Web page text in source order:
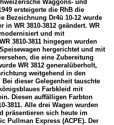
Waggons- und
ersteigerte die RhB die
Bezeichnung Dr4ü 10-12 wurde
in WR 3810-3812 geändert. WR
und mit
3810-3811 hingegen wurden
hergerichtet und mit
die eine Zubereitung
WR 3812 generalüberholt,
weitgehend in den
dieser Gelegenheit tauschte
Farbkleid mit
Diesen auffälligen Farbton
3811. Alle drei Wagen wurden
präsentieren sich heute im
Pullman Express (ACPE). Der